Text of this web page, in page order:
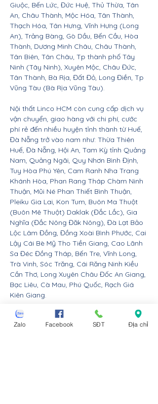
Giuộc, Bến Lức, Đức Huệ, Thủ Thừa, Tân
An, Châu Thành, Mộc Hóa, Tân Thành,
Thạch Hóa, Tân Hưng, Vĩnh Hưng (Long
An), Trảng Bàng, Gò Dầu, Bến Cầu, Hòa
Thành, Dương Minh Châu, Châu Thành,
Tân Biên, Tân Châu, Tp thành phố Tây
Ninh (Tây Ninh), Xuyên Mộc, Châu Đức,
Tân Thành, Bà Rịa, Đất Đỏ, Long Điền, Tp
Vũng Tàu (Bà Rịa Vũng Tàu).
Nội thất Linco HCM còn cung cấp dịch vụ
vận chuyển, giao hàng với chi phí, cước
phí rẻ đến nhiều huyện tỉnh thành từ Huế,
Đà Nẵng trở vào nam như: Thừa Thiên
Huế, Đà Nẵng, Hội An, Tam Kỳ tỉnh Quảng
Nam, Quảng Ngãi, Quy Nhơn Bình Định,
Tuy Hòa Phú Yên, Cam Ranh Nha Trang
Khánh Hòa, Phan Rang Tháp Chàm Ninh
Thuận, Mũi Né Phan Thiết Bình Thuận,
Pleiku Gia Lai, Kon Tum, Buôn Ma Thuột
(Buôn Mê Thuột) Daklak (Đắc Lắc), Gia
Nghĩa (Đắc Nông Đăk Nông), Đà Lạt Bảo
Lộc Lâm Đồng, Đồng Xoài Bình Phước, Cai
Lậy Cái Bè Mỹ Tho Tiền Giang, Cao Lãnh
Sa Đéc Đồng Tháp, Bến Tre, Vĩnh Long,
Trà Vinh, Sóc Trăng, Cái Răng Ninh Kiều
Cần Thơ, Long Xuyên Châu Đốc An Giang,
Bạc Liêu, Cà Mau, Phú Quốc, Rạch Giá
Kiên Giang.
Nội thất Linco giao hàng cho các huyện,
thị xã tx, tp thành phố tỉnh thành từ Đà
Zalo Facebook SĐT Địa chỉ